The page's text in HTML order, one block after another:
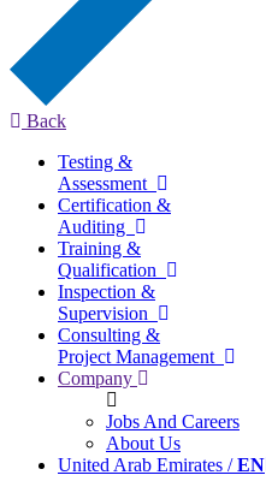
Back
Testing &
Assessment
Certification &
Auditing
Training &
Qualification
Inspection &
Supervision
Consulting &
Project Management
Company
Jobs And Careers
About Us
United Arab Emirates /EN